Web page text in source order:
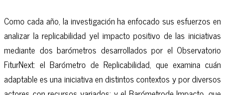
Como cada año, la investigación ha enfocado sus esfuerzos en
analizar la replicabilidad yel impacto positivo de las iniciativas
mediante dos barómetros desarrollados por el Observatorio
FiturNext: el Barómetro de Replicabilidad, que examina cuán
adaptable es una iniciativa en distintos contextos y por diversos